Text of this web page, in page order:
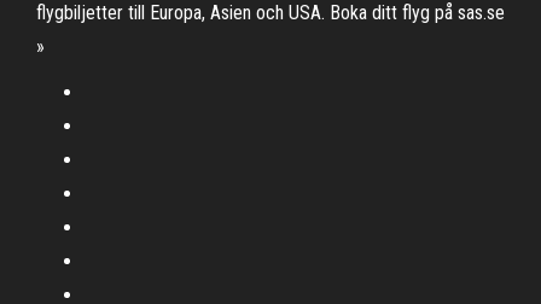
flygbiljetter till Europa, Asien och USA. Boka ditt flyg på sas.se
»